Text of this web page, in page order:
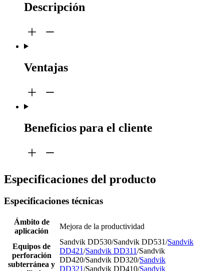
Descripción
Ventajas
Beneficios para el cliente
Especificaciones del producto
Especificaciones técnicas
Ámbito de
aplicación
Mejora de la productividad
Equipos de
perforación
subterránea y
Sandvik DD530/Sandvik DD531/Sandvik
DD421/Sandvik DD311/Sandvik
DD420/Sandvik DD320/Sandvik
DD321/Sandvik DD410/Sandvik